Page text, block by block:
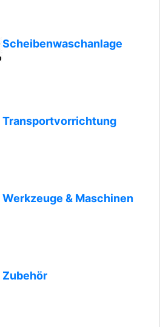
Scheibenwaschanlage
Transportvorrichtung
Werkzeuge & Maschinen
Zubehör